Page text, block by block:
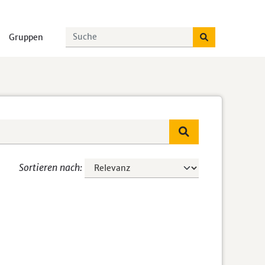
Gruppen
Sortieren nach